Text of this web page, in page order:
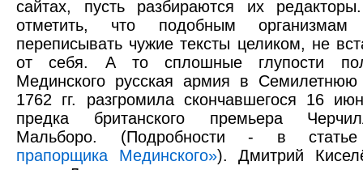
сайтах, пусть разбираются их
отметить, что подобным
переписывать чужие тексты целиком, не
от себя. А то сплошные глупости
Мединского русская армия в
1762 гг. разгромила скончавшегося 16
предка британского премьера
Мальборо. (Подробности - в
прапорщика Мединского»). Дмитрий